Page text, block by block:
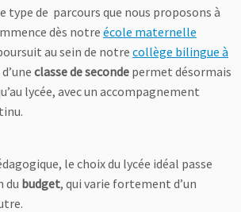
type de parcours que nous proposons à
dès notre école maternelle
au sein de notre collège bilingue à
classe de seconde permet désormais
lycée, avec un accompagnement
le choix du lycée idéal passe
du budget, qui varie fortement d’un